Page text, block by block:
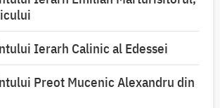
Ierarh Calinic al Edessei
Preot Mucenic Alexandru din